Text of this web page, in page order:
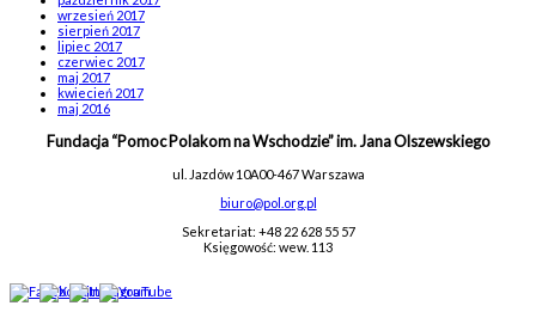
wrzesień 2017
sierpień 2017
lipiec 2017
czerwiec 2017
maj 2017
kwiecień 2017
maj 2016
Fundacja “Pomoc Polakom na Wschodzie” im. Jana Olszewskiego
ul. Jazdów 10A00-467 Warszawa
biuro@pol.org.pl
Sekretariat: +48 22 628 55 57
Księgowość: wew. 113